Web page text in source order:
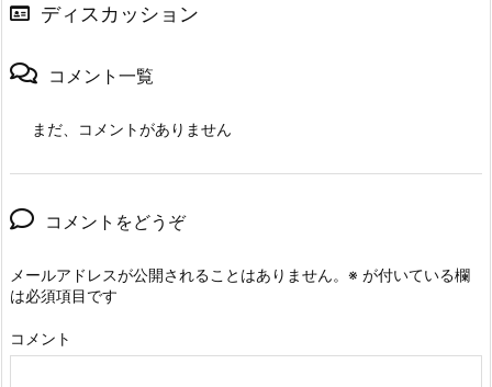
ディスカッション
コメント一覧
まだ、コメントがありません
コメントをどうぞ
メールアドレスが公開されることはありません。 ※ が付いている欄
は必須項目です
コメント